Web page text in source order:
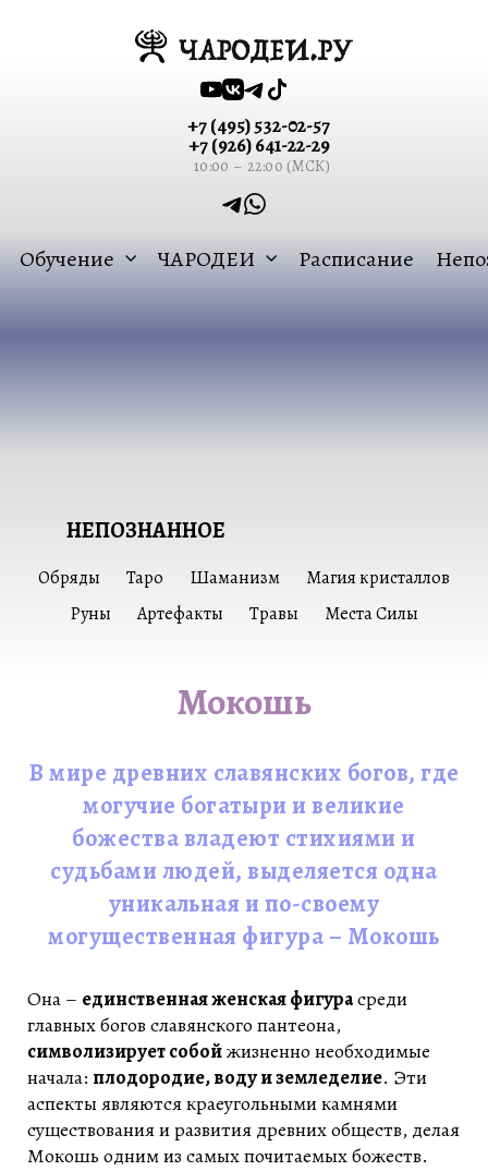
+7 (495) 532-02-57
+7 (926) 641-22-29
10:00 – 22:00 (МСК)
Обучение ЧАРОДЕИ Расписание
НЕПОЗНАННОЕ
Обряды Таро Шаманизм
Магия кристаллов
Руны
Артефакты Травы Места Силы
Мокошь
В мире древних славянских богов, где
могучие богатыри и великие
божества владеют стихиями и
судьбами людей, выделяется одна
уникальная и по-своему
могущественная фигура – Мокошь
Она – единственная женская фигурасреди
главных богов славянского пантеона,
символизирует собойжизненно необходимые
начала: плодородие, воду и земледелие. Эти
аспекты являются краеугольными камнями
существования и развития древних обществ, делая
Мокошь одним из самых почитаемых божеств.